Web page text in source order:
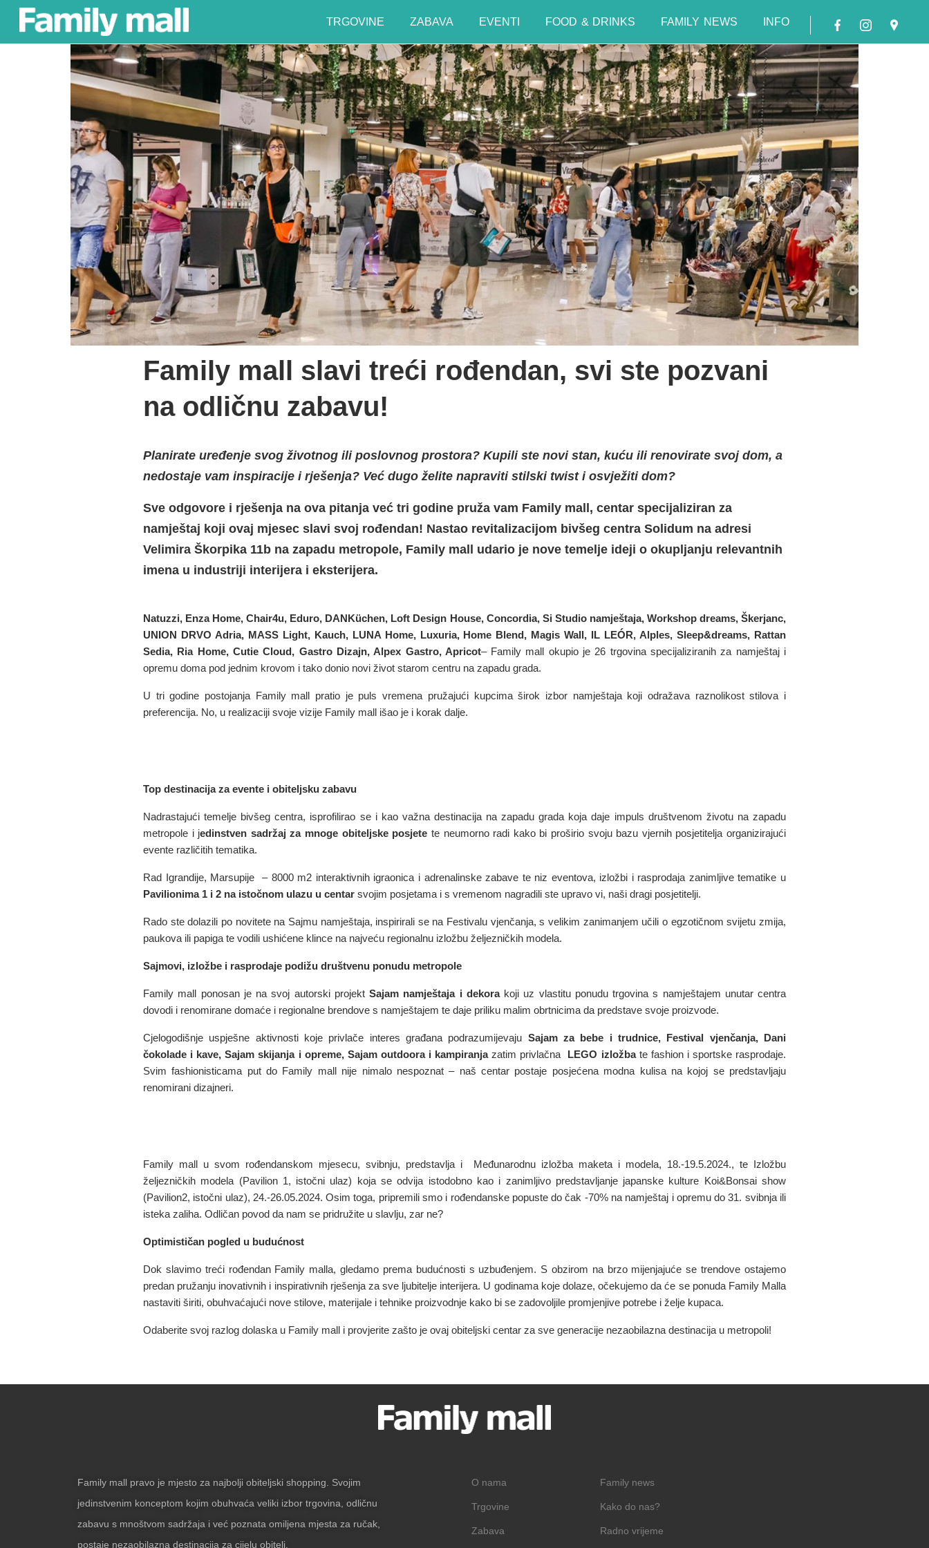
TRGOVINE ZABAVA EVENTI FOOD & DRINKS FAMILY NEWS INFO
Family mall slavi treći rođendan, svi ste pozvani
na odličnu zabavu!
Planirate uređenje svog životnog ili poslovnog prostora? Kupili ste novi stan, kuću ili renovirate svoj dom, a
nedostaje vam inspiracije i rješenja? Već dugo želite napraviti stilski twist i osvježiti dom?
Sve odgovore i rješenja na ova pitanja već tri godine pruža vam Family mall, centar specijaliziran za
namještaj koji ovaj mjesec slavi svoj rođendan! Nastao revitalizacijom bivšeg centra Solidum na adresi
Velimira Škorpika 11b na zapadu metropole, Family mall udario je nove temelje ideji o okupljanju relevantnih
imena u industriji interijera i eksterijera.
Natuzzi, Enza Home, Chair4u, Eduro, DANKüchen, Loft Design House, Concordia, Si Studio namještaja, Workshop dreams, Škerjanc,
UNION DRVO Adria, MASS Light, Kauch, LUNA Home, Luxuria, Home Blend, Magis Wall, IL LEÓR, Alples, Sleep&dreams, Rattan
Sedia, Ria Home, Cutie Cloud, Gastro Dizajn, Alpex Gastro, Apricot– Family mall okupio je 26 trgovina specijaliziranih za namještaj i
opremu doma pod jednim krovom i tako donio novi život starom centru na zapadu grada.
U tri godine postojanja Family mall pratio je puls vremena pružajući kupcima širok izbor namještaja koji odražava raznolikost stilova i
preferencija. No, u realizaciji svoje vizije Family mall išao je i korak dalje.
Top destinacija za evente i obiteljsku zabavu
Nadrastajući temelje bivšeg centra, isprofilirao se i kao važna destinacija na zapadu grada koja daje impuls društvenom životu na zapadu
metropole i jedinstven sadržaj za mnoge obiteljske posjete te neumorno radi kako bi proširio svoju bazu vjernih posjetitelja organizirajući
evente različitih tematika.
Rad Igrandije, Marsupije – 8000 m2 interaktivnih igraonica i adrenalinske zabave te niz eventova, izložbi i rasprodaja zanimljive tematike u
Pavilionima 1 i 2 na istočnom ulazu u centar svojim posjetama i s vremenom nagradili ste upravo vi, naši dragi posjetitelji.
Rado ste dolazili po novitete na Sajmu namještaja, inspirirali se na Festivalu vjenčanja, s velikim zanimanjem učili o egzotičnom svijetu zmija,
paukova ili papiga te vodili ushićene klince na najveću regionalnu izložbu željezničkih modela.
Sajmovi, izložbe i rasprodaje podižu društvenu ponudu metropole
Family mall ponosan je na svoj autorski projekt Sajam namještaja i dekorakoji uz vlastitu ponudu trgovina s namještajem unutar centra
dovodi i renomirane domaće i regionalne brendove s namještajem te daje priliku malim obrtnicima da predstave svoje proizvode.
Cjelogodišnje uspješne aktivnosti koje privlače interes građana podrazumijevaju Sajam za bebe i trudnice, Festival vjenčanja, Dani
čokolade i kave, Sajam skijanja i opreme, Sajam outdoora i kampiranjazatim privlačna LEGO izložbate fashion i sportske rasprodaje.
Svim fashionisticama put do Family mall nije nimalo nespoznat – naš centar postaje posjećena modna kulisa na kojoj se predstavljaju
renomirani dizajneri.
Family mall u svom rođendanskom mjesecu, svibnju, predstavlja i Međunarodnu izložba maketa i modela, 18.-19.5.2024., te Izložbu
željezničkih modela (Pavilion 1, istočni ulaz) koja se odvija istodobno kao i zanimljivo predstavljanje japanske kulture Koi&Bonsai show
(Pavilion2, istočni ulaz), 24.-26.05.2024. Osim toga, pripremili smo i rođendanske popuste do čak -70% na namještaj i opremu do 31. svibnja ili
isteka zaliha. Odličan povod da nam se pridružite u slavlju, zar ne?
Optimističan pogled u budućnost
Dok slavimo treći rođendan Family malla, gledamo prema budućnosti s uzbuđenjem. S obzirom na brzo mijenjajuće se trendove ostajemo
predan pružanju inovativnih i inspirativnih rješenja za sve ljubitelje interijera. U godinama koje dolaze, očekujemo da će se ponuda Family Malla
nastaviti širiti, obuhvaćajući nove stilove, materijale i tehnike proizvodnje kako bi se zadovoljile promjenjive potrebe i želje kupaca.
Odaberite svoj razlog dolaska u Family mall i provjerite zašto je ovaj obiteljski centar za sve generacije nezaobilazna destinacija u metropoli!
Family mall pravo je mjesto za najbolji obiteljski shopping. Svojim
jedinstvenim konceptom kojim obuhvaća veliki izbor trgovina, odličnu
zabavu s mnoštvom sadržaja i već poznata omiljena mjesta za ručak,
postaje nezaobilazna destinacija za cijelu obitelj.
O nama
Trgovine
Zabava
Family news
Kako do nas?
Radno vrijeme